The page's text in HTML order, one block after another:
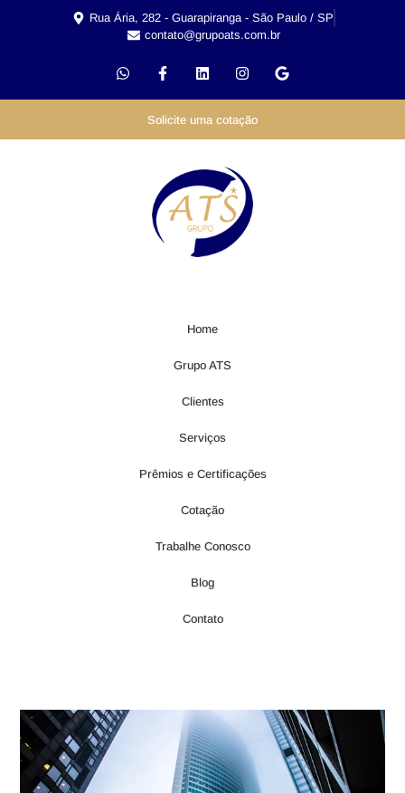
Rua Ária, 282 - Guarapiranga - São Paulo / SP
contato@grupoats.com.br
Solicite uma cotação
Home
Grupo ATS
Clientes
Serviços
Prêmios e Certificações
Cotação
Trabalhe Conosco
Blog
Contato